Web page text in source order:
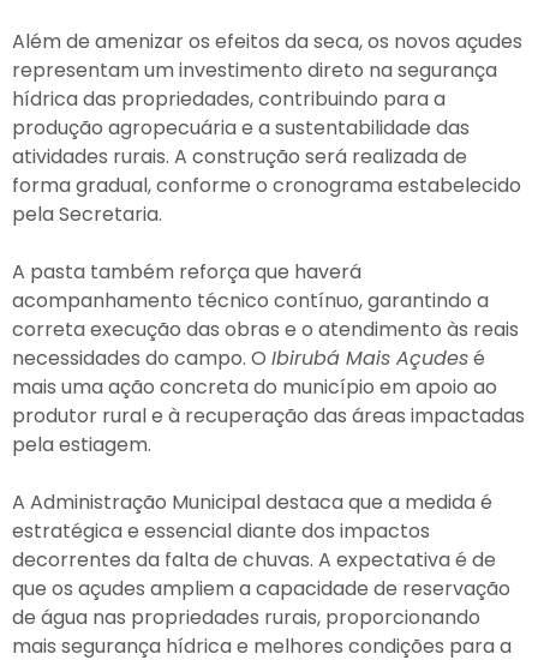
Além de amenizar os efeitos da seca, os novos açudes
representam um investimento direto na segurança
hídrica das propriedades, contribuindo para a
produção agropecuária e a sustentabilidade das
atividades rurais. A construção será realizada de
forma gradual, conforme o cronograma estabelecido
pela Secretaria.
A pasta também reforça que haverá
acompanhamento técnico contínuo, garantindo a
correta execução das obras e o atendimento às reais
necessidades do campo. O Ibirubá Mais Açudesé
mais uma ação concreta do município em apoio ao
produtor rural e à recuperação das áreas impactadas
pela estiagem.
A Administração Municipal destaca que a medida é
estratégica e essencial diante dos impactos
decorrentes da falta de chuvas. A expectativa é de
que os açudes ampliem a capacidade de reservação
de água nas propriedades rurais, proporcionando
mais segurança hídrica e melhores condições para a